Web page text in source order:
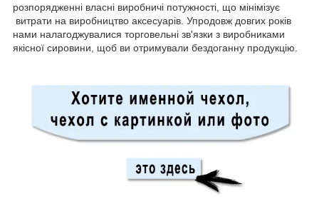
розпорядженні власні виробничі потужності, що мінімізує
витрати на виробництво аксесуарів. Упродовж довгих років
нами налагоджувалися торговельні зв'язки з виробниками
якісної сировини, щоб ви отримували бездоганну продукцію.